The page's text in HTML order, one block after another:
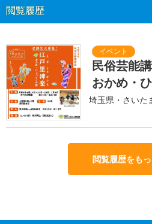
閲覧履歴
民俗芸能
おかめ・
埼玉県・さいた
閲覧履歴をも